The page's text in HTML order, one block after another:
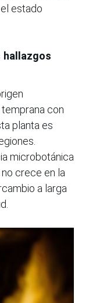
estado
hallazgos
con
planta es
microbotánica
no crece en la
a larga